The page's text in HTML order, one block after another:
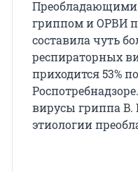
Преобладающими
гриппом и ОРВИ
составила чуть
респираторных
приходится 53%
вирусы гриппа
этиологии